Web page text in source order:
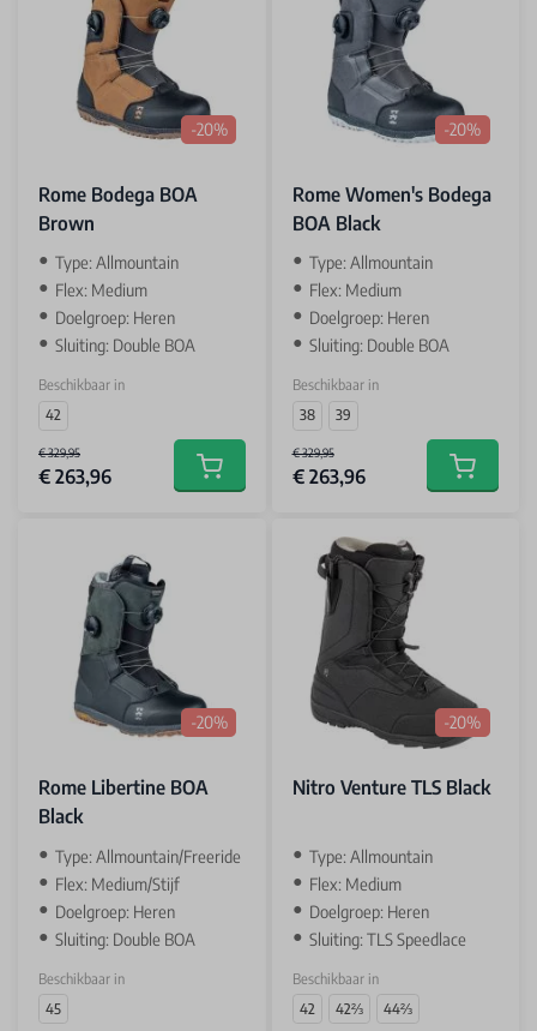
-20%
Rome Bodega BOA
Brown
Type: Allmountain
Flex: Medium
Doelgroep: Heren
Sluiting: Double BOA
Beschikbaar in
42
€ 329,95
€ 263,96 Add to cart
-20%
Rome Women's Bodega
BOA Black
Type: Allmountain
Flex: Medium
Doelgroep: Heren
Sluiting: Double BOA
Beschikbaar in
38
39
€ 329,95
€ 263,96 Add to
-20%
Rome Libertine BOA
Black
Type: Allmountain/Freeride
Flex: Medium/Stijf
Doelgroep: Heren
Sluiting: Double BOA
Beschikbaar in
45
-20%
Nitro Venture TLS Black
Type: Allmountain
Flex: Medium
Doelgroep: Heren
Sluiting: TLS Speedlace
Beschikbaar in
42
42⅔ 44⅔